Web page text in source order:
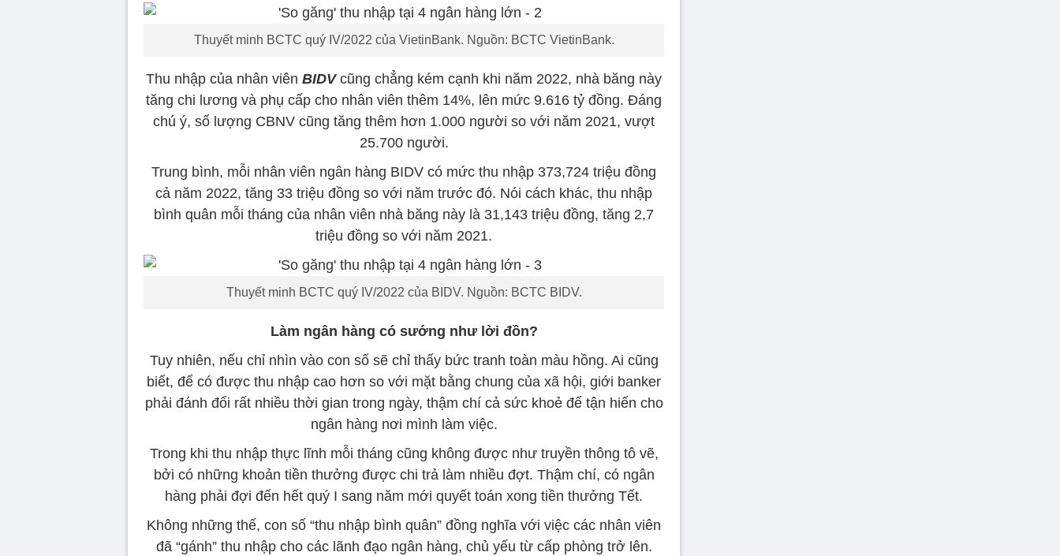
Thuyết minh BCTC quý IV/2022 của VietinBank. Nguồn: BCTC VietinBank.
Thu nhập của nhân viên BIDV cũng chẳng kém cạnh khi năm 2022, nhà băng này
tăng chi lương và phụ cấp cho nhân viên thêm 14%, lên mức 9.616 tỷ đồng. Đáng
chú ý, số lượng CBNV cũng tăng thêm hơn 1.000 người so với năm 2021, vượt
25.700 người.
Trung bình, mỗi nhân viên ngân hàng BIDV có mức thu nhập 373,724 triệu đồng
cả năm 2022, tăng 33 triệu đồng so với năm trước đó. Nói cách khác, thu nhập
bình quân mỗi tháng của nhân viên nhà băng này là 31,143 triệu đồng, tăng 2,7
triệu đồng so với năm 2021.
Thuyết minh BCTC quý IV/2022 của BIDV. Nguồn: BCTC BIDV.
Làm ngân hàng có sướng như lời đồn?
Tuy nhiên, nếu chỉ nhìn vào con số sẽ chỉ thấy bức tranh toàn màu hồng. Ai cũng
biết, để có được thu nhập cao hơn so với mặt bằng chung của xã hội, giới banker
phải đánh đổi rất nhiều thời gian trong ngày, thậm chí cả sức khoẻ để tận hiến cho
ngân hàng nơi mình làm việc.
Trong khi thu nhập thực lĩnh mỗi tháng cũng không được như truyền thông tô vẽ,
bởi có những khoản tiền thưởng được chi trả làm nhiều đợt. Thậm chí, có ngân
hàng phải đợi đến hết quý I sang năm mới quyết toán xong tiền thưởng Tết.
Không những thế, con số “thu nhập bình quân” đồng nghĩa với việc các nhân viên
đã “gánh” thu nhập cho các lãnh đạo ngân hàng, chủ yếu từ cấp phòng trở lên.